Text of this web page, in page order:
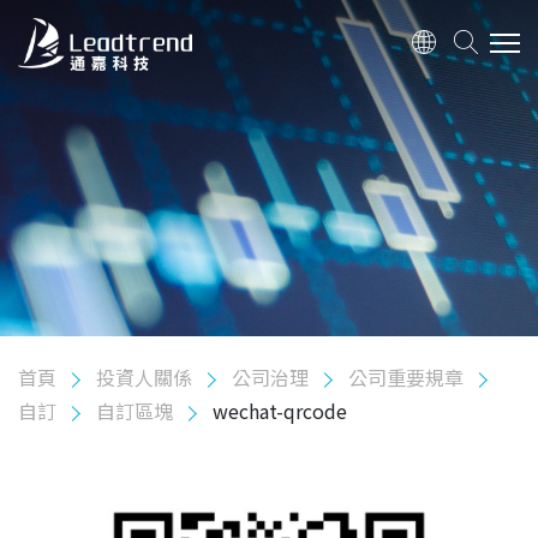
關於我們
產品
應用
品質政策
投資人關係
組織架構
首頁 投資人關係 公司治理
公司重要規章
自訂
自訂區塊 wechat-qrcode